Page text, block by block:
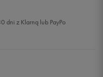
dni z Klarną lub PayPo